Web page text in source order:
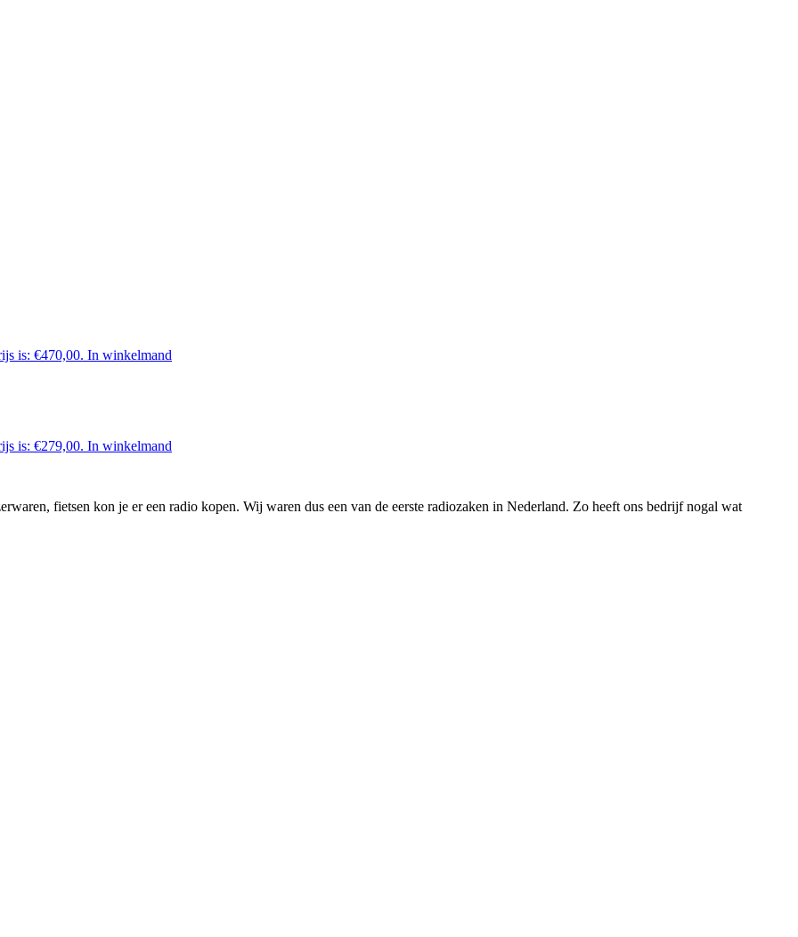
is: €470,00. In winkelmand
is: €279,00. In winkelmand
fietsen kon je er een radio kopen. Wij waren dus een van de eerste radiozaken in Nederland. Zo heeft ons bedrijf nogal wat